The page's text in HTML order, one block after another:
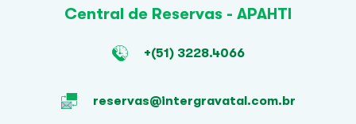
Central de Reservas - APAHTI
+(51) 3228.4066
reservas@intergravatal.com.br